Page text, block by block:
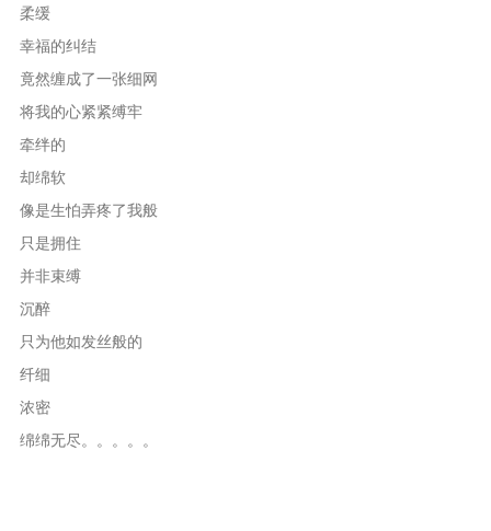
柔缓
幸福的纠结
竟然缠成了一张细网
将我的心紧紧缚牢
牵绊的
却绵软
像是生怕弄疼了我般
只是拥住
并非束缚
沉醉
只为他如发丝般的
纤细
浓密
绵绵无尽。。。。。